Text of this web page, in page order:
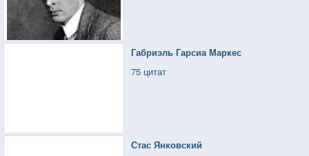
Габриэль Гарсиа Маркес
75 цитат
Стас Янковский